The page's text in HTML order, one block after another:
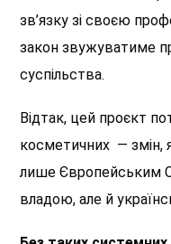
зв’язку зі своєю
закон звужуватиме
суспільства.
Відтак, цей проєкт
косметичних — змін,
лише Європейським
владою, але й